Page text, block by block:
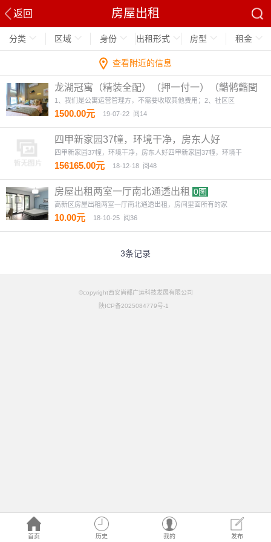
返回 房屋出租
首页 历史 我的 发布
分类 区域 身份 出租形式 房型 租金
查看附近的信息
龙湖冠寓（精装全配）（押一付一）（龤鸺龤閏
商圈对面）4图
1、我们是公寓运营管理方，不需要收取其他费用；2、社区区
1500.00元 19-07-22 阅14
四甲新家园37幢，环境干净，房东人好
四甲新家园37幢，环境干净，房东人好四甲新家园37幢，环境干
156165.00元 18-12-18 阅48
房屋出租两室一厅南北通透出租 0图
高新区房屋出租两室一厅南北通透出租，房间里面所有的家
10.00元 18-10-25 阅36
3条记录
©copyright西安尚都广运科技发展有限公司
陕ICP备2025084779号-1